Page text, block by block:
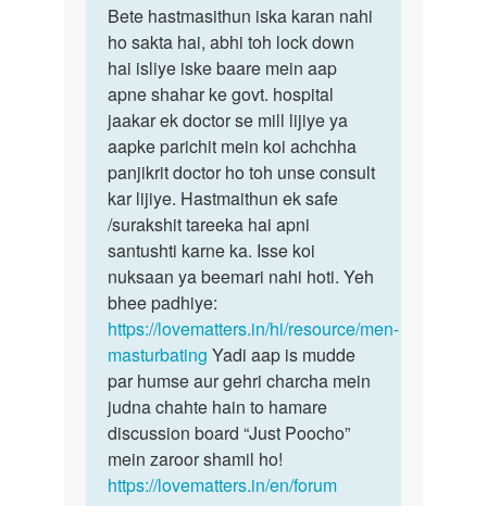
to
Anty
ji
Mai
ek
din…
by
Mk.kk
Bete
hastmasithun
iska
karan…
Bete hastmasithun iska karan nahi
ho sakta hai, abhi toh lock down
hai isliye iske baare mein aap
apne shahar ke govt. hospital
jaakar ek doctor se mill lijiye ya
aapke parichit mein koi achchha
panjikrit doctor ho toh unse consult
kar lijiye. Hastmaithun ek safe
/surakshit tareeka hai apni
santushti karne ka. Isse koi
nuksaan ya beemari nahi hoti. Yeh
bhee padhiye:
https://lovematters.in/hi/resource/men-
masturbating Yadi aap is mudde
par humse aur gehri charcha mein
judna chahte hain to hamare
discussion board “Just Poocho”
mein zaroor shamil ho!
https://lovematters.in/en/forum